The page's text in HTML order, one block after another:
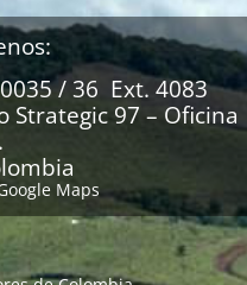
/ 36 Ext. 4083
Strategic 97 – Oficina
Maps